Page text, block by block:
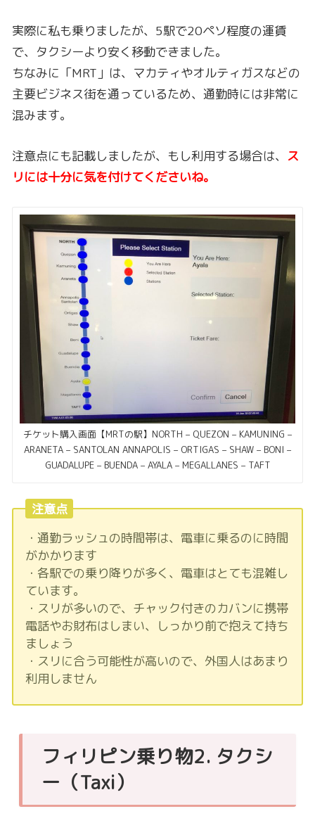
実際に私も乗りましたが、5駅で20ペソ程度の運賃
で、タクシーより安く移動できました。
ちなみに「MRT」は、マカティやオルティガスなどの
主要ビジネス街を通っているため、通勤時には非常に
混みます。
注意点にも記載しましたが、もし利用する場合は、 ス
リには十分に気を付けてくださいね。
チケット購入画面【MRTの駅】NORTH – QUEZON – KAMUNING –
ARANETA – SANTOLAN ANNAPOLIS – ORTIGAS – SHAW – BONI –
GUADALUPE – BUENDA – AYALA – MEGALLANES – TAFT
注意点
・通勤ラッシュの時間帯は、電車に乗るのに時間
がかかります
・各駅での乗り降りが多く、電車はとても混雑し
ています。
・スリが多いので、チャック付きのカバンに携帯
電話やお財布はしまい、しっかり前で抱えて持ち
ましょう
・スリに合う可能性が高いので、外国人はあまり
利用しません
フィリピン乗り物2. タクシ
ー（Taxi）